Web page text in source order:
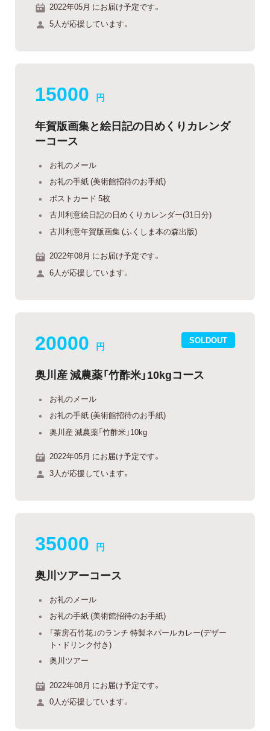
2022年05月 にお届け予定です。
5人が応援しています。
15000 円
年賀版画集と絵日記の日めくりカレンダ
ーコース
お礼のメール
お礼の手紙 (美術館招待のお手紙)
ポストカード 5枚
古川利意絵日記の日めくりカレンダー(31日分)
古川利意年賀版画集 (ふくしま本の森出版)
2022年08月 にお届け予定です。
6人が応援しています。
SOLDOUT
20000 円
奥川産 減農薬「竹酢米」10kgコース
お礼のメール
お礼の手紙 (美術館招待のお手紙)
奥川産 減農薬「竹酢米」10kg
2022年05月 にお届け予定です。
3人が応援しています。
35000 円
奥川ツアーコース
お礼のメール
お礼の手紙 (美術館招待のお手紙)
「茶房石竹花」のランチ 特製ネパールカレー(デザー
ト・ドリンク付き)
奥川ツアー
2022年08月 にお届け予定です。
0人が応援しています。